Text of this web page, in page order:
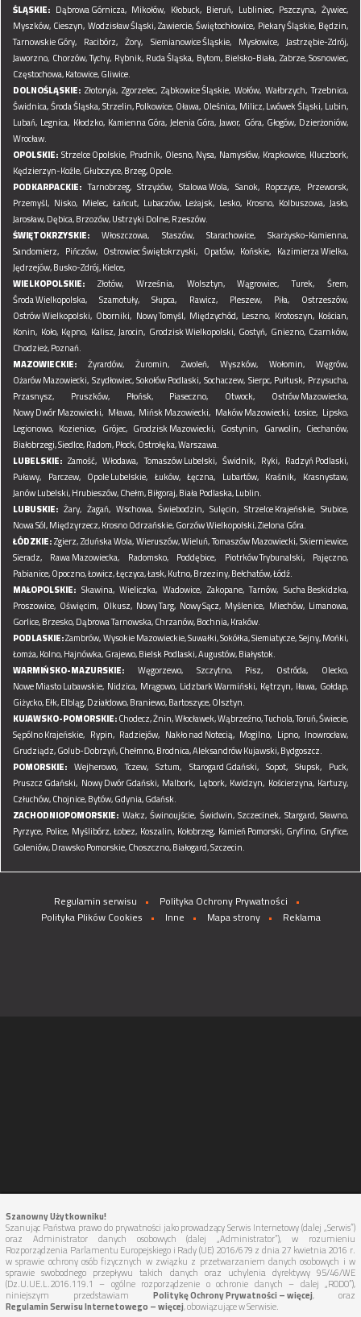
ŚLĄSKIE: Dąbrowa Górnicza, Mikołów, Kłobuck, Bieruń, Lubliniec, Pszczyna, Żywiec,
Myszków, Cieszyn, Wodzisław Śląski,Zawiercie,Świętochłowice, Piekary Śląskie, Będzin,
Tarnowskie Góry, Racibórz, Żory, Siemianowice Śląskie, Mysłowice, Jastrzębie-Zdrój,
Jaworzno, Chorzów,Tychy, Rybnik, Ruda Śląska, Bytom, Bielsko-Biała, Zabrze,Sosnowiec,
Częstochowa,Katowice,Gliwice.
DOLNOŚLĄSKIE: Złotoryja, Zgorzelec, Ząbkowice Śląskie, Wołów, Wałbrzych, Trzebnica,
Świdnica,Środa Śląska,Strzelin,Polkowice, Oława, Oleśnica, Milicz,Lwówek Śląski, Lubin,
Lubań, Legnica, Kłodzko, Kamienna Góra, Jelenia Góra, Jawor, Góra, Głogów, Dzierżoniów,
Wrocław.
OPOLSKIE: Strzelce Opolskie, Prudnik, Olesno, Nysa, Namysłów, Krapkowice, Kluczbork,
Kędzierzyn-Koźle,Głubczyce,Brzeg,Opole.
PODKARPACKIE: Tarnobrzeg, Strzyżów, Stalowa Wola, Sanok, Ropczyce, Przeworsk,
Przemyśl, Nisko, Mielec, Łańcut, Lubaczów, Leżajsk, Lesko, Krosno, Kolbuszowa, Jasło,
Jarosław,Dębica,Brzozów,Ustrzyki Dolne,Rzeszów.
ŚWIĘTOKRZYSKIE:
Włoszczowa, Staszów, Starachowice,
Skarżysko-Kamienna,
Sandomierz, Pińczów, Ostrowiec Świętokrzyski, Opatów, Końskie, Kazimierza Wielka,
Jędrzejów,Busko-Zdrój,Kielce,
WIELKOPOLSKIE:
Złotów, Września, Wolsztyn, Wągrowiec, Turek,
Śrem,
Środa Wielkopolska,
Szamotuły, Słupca, Rawicz, Pleszew, Piła,
Ostrzeszów,
Ostrów Wielkopolski, Oborniki, Nowy Tomyśl, Międzychód, Leszno, Krotoszyn, Kościan,
Konin, Koło, Kępno, Kalisz, Jarocin, Grodzisk Wielkopolski, Gostyń, Gniezno, Czarnków,
Chodzież,Poznań.
MAZOWIECKIE:
Żyrardów, Żuromin, Zwoleń, Wyszków, Wołomin,
Węgrów,
Ożarów Mazowiecki, Szydłowiec,Sokołów Podlaski, Sochaczew, Sierpc, Pułtusk, Przysucha,
Przasnysz,
Pruszków, Płońsk, Piaseczno, Otwock,
Ostrów Mazowiecka,
Nowy Dwór Mazowiecki, Mława, Mińsk Mazowiecki, Maków Mazowiecki, Łosice, Lipsko,
Legionowo, Kozienice, Grójec, Grodzisk Mazowiecki, Gostynin, Garwolin, Ciechanów,
Białobrzegi,Siedlce,Radom,Płock,Ostrołęka,Warszawa.
LUBELSKIE: Zamość, Włodawa, Tomaszów Lubelski, Świdnik, Ryki, Radzyń Podlaski,
Puławy, Parczew, Opole Lubelskie, Łuków, Łęczna, Lubartów, Kraśnik, Krasnystaw,
Janów Lubelski,Hrubieszów,Chełm,Biłgoraj,Biała Podlaska,Lublin.
LUBUSKIE: Żary, Żagań, Wschowa, Świebodzin, Sulęcin, Strzelce Krajeńskie, Słubice,
Nowa Sól,Międzyrzecz,Krosno Odrzańskie,Gorzów Wielkopolski,Zielona Góra.
ŁÓDZKIE:Zgierz,Zduńska Wola,Wieruszów,Wieluń,Tomaszów Mazowiecki,Skierniewice,
Sieradz, Rawa Mazowiecka, Radomsko, Poddębice, Piotrków Trybunalski, Pajęczno,
Pabianice,Opoczno,Łowicz,Łęczyca,Łask,Kutno,Brzeziny,Bełchatów,Łódź.
MAŁOPOLSKIE: Skawina, Wieliczka, Wadowice, Zakopane, Tarnów, Sucha Beskidzka,
Proszowice, Oświęcim, Olkusz, Nowy Targ, Nowy Sącz, Myślenice, Miechów, Limanowa,
Gorlice,Brzesko,Dąbrowa Tarnowska,Chrzanów,Bochnia,Kraków.
PODLASKIE:Zambrów,Wysokie Mazowieckie,Suwałki,Sokółka,Siemiatycze,Sejny,Mońki,
Łomża,Kolno,Hajnówka,Grajewo,Bielsk Podlaski,Augustów,Białystok.
WARMIŃSKO-MAZURSKIE:
Węgorzewo, Szczytno, Pisz, Ostróda,
Olecko,
Nowe Miasto Lubawskie, Nidzica, Mrągowo, Lidzbark Warmiński, Kętrzyn, Iława, Gołdap,
Giżycko,Ełk,Elbląg,Działdowo,Braniewo,Bartoszyce,Olsztyn.
KUJAWSKO-POMORSKIE:Chodecz,Żnin,Włocławek,Wąbrzeźno,Tuchola,Toruń,Świecie,
Sępólno Krajeńskie, Rypin, Radziejów, Nakło nad Notecią, Mogilno, Lipno, Inowrocław,
Grudziądz,Golub-Dobrzyń,Chełmno,Brodnica,Aleksandrów Kujawski,Bydgoszcz.
POMORSKIE: Wejherowo, Tczew, Sztum, Starogard Gdański, Sopot, Słupsk, Puck,
Pruszcz Gdański, Nowy Dwór Gdański, Malbork, Lębork, Kwidzyn, Kościerzyna, Kartuzy,
Człuchów,Chojnice,Bytów,Gdynia,Gdańsk.
ZACHODNIOPOMORSKIE: Wałcz, Świnoujście, Świdwin, Szczecinek, Stargard, Sławno,
Pyrzyce, Police, Myślibórz,Łobez, Koszalin, Kołobrzeg, Kamień Pomorski, Gryfino, Gryfice,
Goleniów,Drawsko Pomorskie,Choszczno,Białogard,Szczecin.
Regulamin serwisu
Polityka Ochrony Prywatności
Polityka Plików Cookies
Inne Mapa strony Reklama
Szanowny Użytkowniku!
Szanując Państwa prawo do prywatności jako prowadzący Serwis Internetowy (dalej „Serwis”)
oraz Administrator danych osobowych (dalej „Administrator”), w rozumieniu
Rozporządzenia Parlamentu Europejskiego i Rady (UE) 2016/679 z dnia 27 kwietnia 2016 r.
w sprawie ochrony osób fizycznych w związku z przetwarzaniem danych osobowych i w
sprawie swobodnego przepływu takich danych oraz uchylenia dyrektywy 95/46/WE
(Dz.U.UE.L.2016.119.1 – ogólne rozporządzenie o ochronie danych – dalej „RODO”),
niniejszym przedstawiam Politykę Ochrony Prywatności – więcej, oraz
Regulamin Serwisu Internetowego – więcej, obowiązujące w Serwisie.